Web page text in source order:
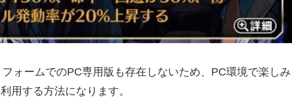
ォームでのPC専用版も存在しないため、PC環境で楽しみ
用する方法になります。